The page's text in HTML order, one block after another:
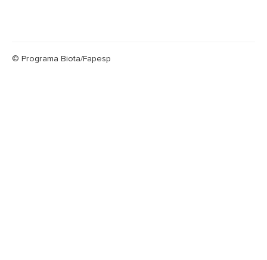
© Programa Biota/Fapesp